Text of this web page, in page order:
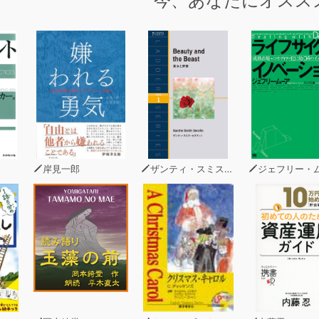
でも備わっています。
というのは、もともと持っているものをコントロールし、
長していきます。
が、子どもの方が優れているのはそのためで、
めきの能力が育ち、その後、ちょっと遅れて抑制の部分が発
は斬新な発想を思いつく妄想力があるのに、
実化できるまで育てられずにいる人が多いのです。
くは、妄想する力を上手く活用しています。
学的な観点から、私たちの脳がどれほどの錯覚によって騙さ
を見ていないかということを、身近な例をあげて解説します
現実に変える、あなたの脳をダマす方法を伝授します。
岸見一郎 ザンティ・スミス・セラフィン ジェフリー・